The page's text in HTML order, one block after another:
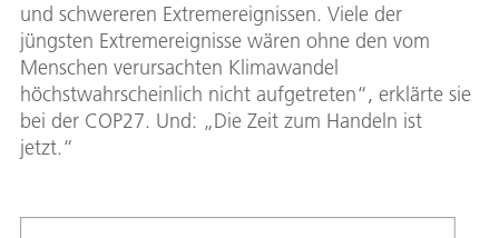
und schwereren Extremereignissen. Viele der
jüngsten Extremereignisse wären ohne den vom
Menschen verursachten Klimawandel
höchstwahrscheinlich nicht aufgetreten“, erklärte sie
bei der COP27. Und: „Die Zeit zum Handeln ist
jetzt.“